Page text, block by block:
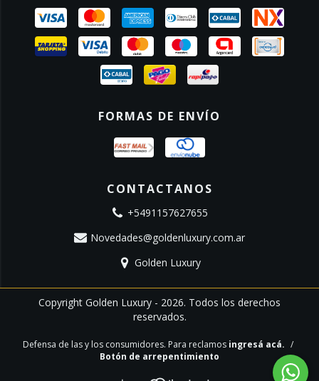
FORMAS DE ENVÍO
CONTACTANOS
+5491157627655
Novedades@goldenluxury.com.ar
Golden Luxury
Copyright Golden Luxury - 2026. Todos los derechos
reservados.
Defensa de las y los consumidores. Para reclamos ingresá acá. /
Botón de arrepentimiento